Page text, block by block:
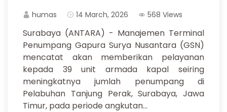
humas 14 March, 2026 568 Views
Surabaya (ANTARA) - Manajemen Terminal
Penumpang Gapura Surya Nusantara (GSN)
mencatat akan memberikan pelayanan
kepada 39 unit armada kapal seiring
meningkatnya jumlah penumpang di
Pelabuhan Tanjung Perak, Surabaya, Jawa
Timur, pada periode angkutan...